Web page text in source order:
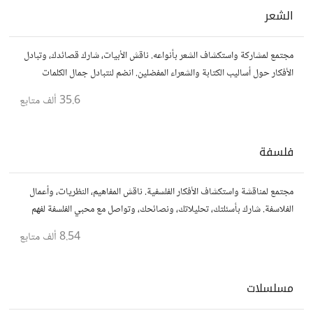
الشعر
مجتمع لمشاركة واستكشاف الشعر بأنواعه. ناقش الأبيات، شارك قصائدك، وتبادل
الأفكار حول أساليب الكتابة والشعراء المفضلين. انضم لنتبادل جمال الكلمات
35.6 ألف متابع
فلسفة
مجتمع لمناقشة واستكشاف الأفكار الفلسفية. ناقش المفاهيم، النظريات، وأعمال
الفلاسفة. شارك بأسئلتك، تحليلاتك، ونصائحك، وتواصل مع محبي الفلسفة لفهم
8.54 ألف متابع
مسلسلات